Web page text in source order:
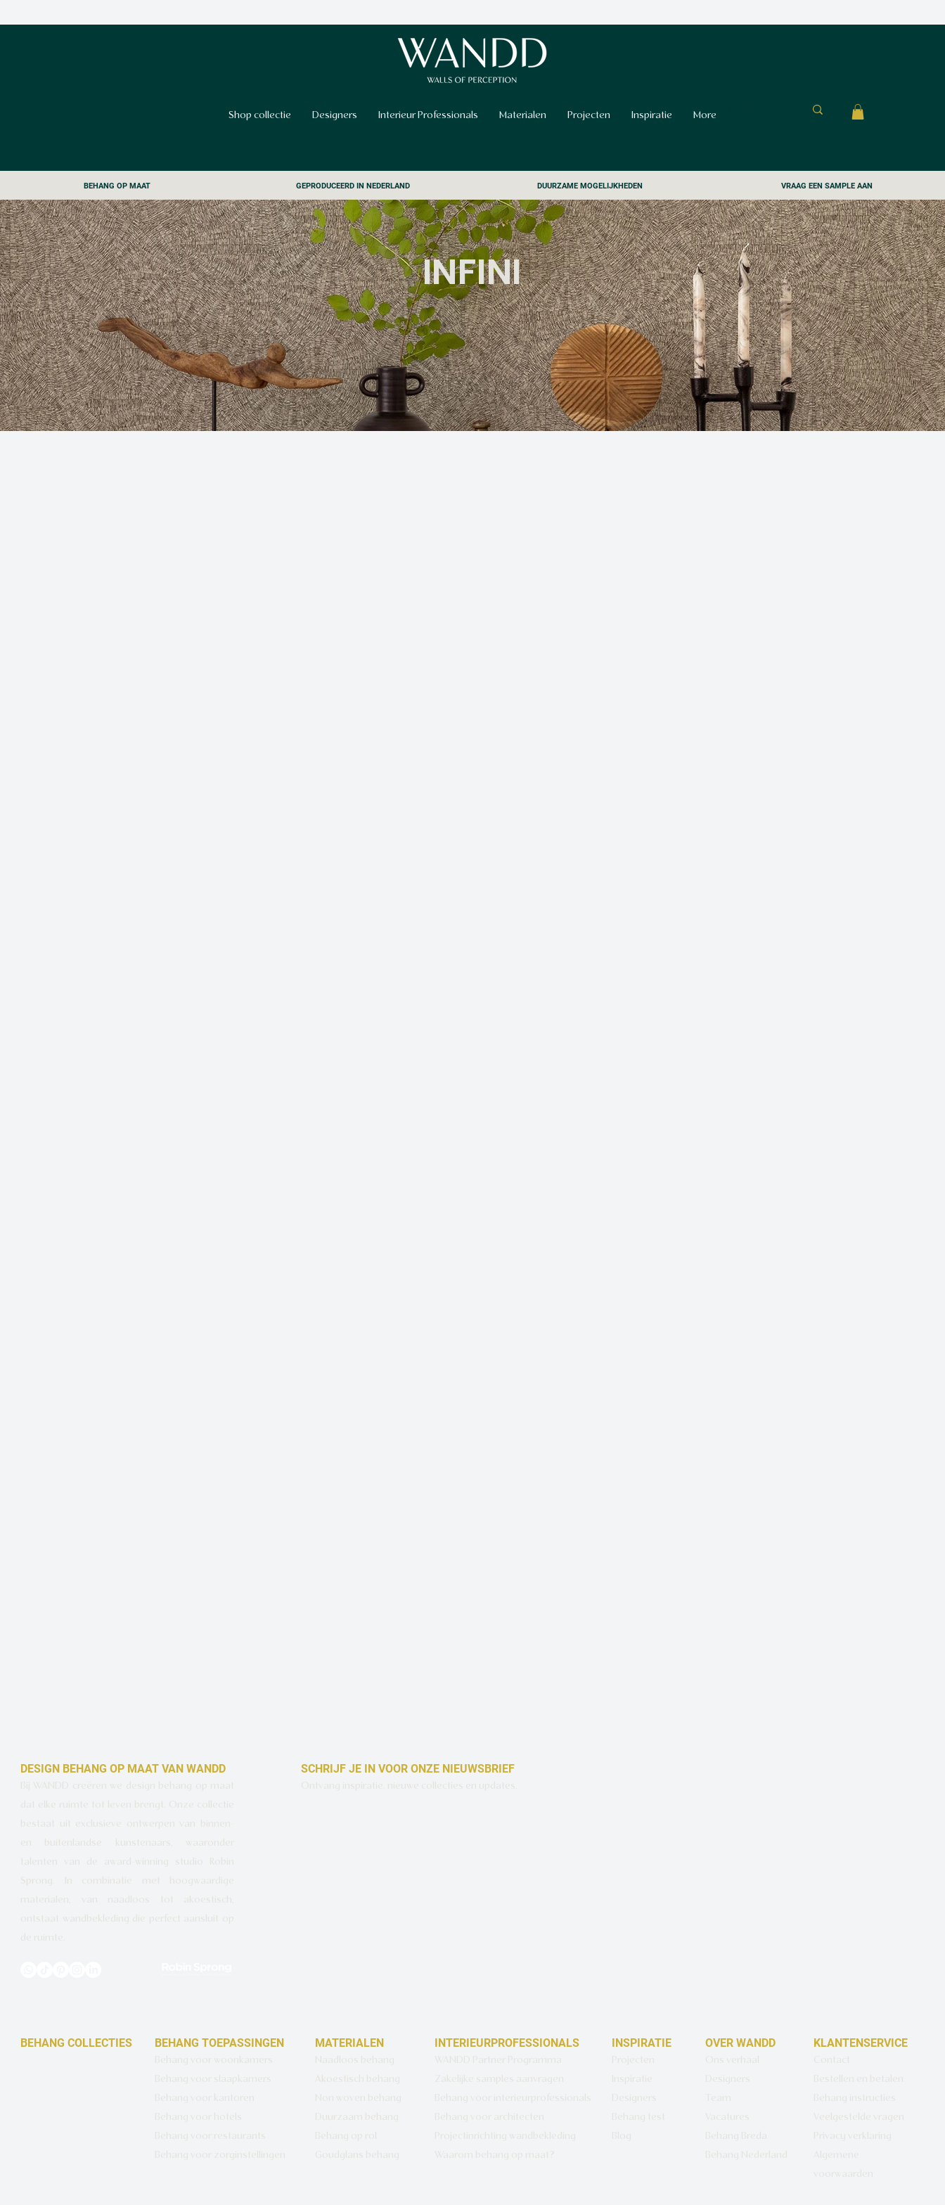
Shop collectie Designers Interieur Professionals Materialen Projecten Inspiratie More
BEHANG OP MAAT GEPRODUCEERD IN NEDERLAND DUURZAME MOGELIJKHEDEN VRAAG EEN SAMPLE AAN
INFINI
DESIGN BEHANG OP MAAT VAN WANDD
Bij WANDD creëren we design behang op maat
dat elke ruimte tot leven brengt. Onze collectie
bestaat uit exclusieve ontwerpen van binnen-
en buitenlandse kunstenaars, waaronder
talenten van de award-winning studio Robin
Sprong. In combinatie met hoogwaardige
materialen, van naadloos tot akoestisch,
ontstaat wandbekleding die perfect aansluit op
de ruimte.
SCHRIJF JE IN VOOR ONZE NIEUWSBRIEF
Ontvang inspiratie, nieuwe collecties en updates.
BEHANG COLLECTIES BEHANG TOEPASSINGEN
Behang voor woonkamers
Behang voor slaapkamers
Behang voor kantoren
Behang voor hotels
Behang voor restaurants
Behang voor zorginstellingen
MATERIALEN
Naadloos behang
Akoestisch behang
Non woven behang
Duurzaam behang
Behang op rol
Goudglans behang
INTERIEURPROFESSIONALS
WANDD Partner Programma
Zakelijke samples aanvragen
Behang voor interieurprofessionals
Behang voor architecten
Projectinrichting wandbekleding
Waarom behang op maat?
INSPIRATIE
Projecten
Inspiratie
Designers
Behang test
Blog
OVER WANDD
Ons verhaal
Designers
Team
Vacatures
Behang Breda
Behang Nederland
KLANTENSERVICE
Contact
Bestellen en betalen
Behang instructies
Veelgestelde vragen
Privacy verklaring
Algemene
voorwaarden